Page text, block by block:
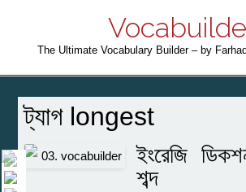
The Ultimate Vocabulary Builder – by
ট্যাগ longest
ইংরেজি
শব্দ